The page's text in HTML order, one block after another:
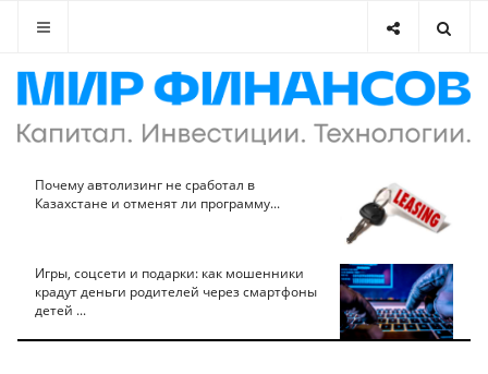
Почему автолизинг не сработал в
Казахстане и отменят ли программу...
Игры, соцсети и подарки: как мошенники
крадут деньги родителей через смартфоны
детей ...